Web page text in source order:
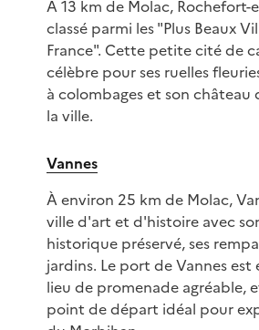
À 13 km de Molac, Rochefort-
classé parmi les "Plus Beaux
France". Cette petite cité de
célèbre pour ses ruelles
à colombages et son
la ville.
Vannes
À environ 25 km de Molac,
ville d'art et d'histoire avec
historique préservé, ses
jardins. Le port de Vannes est
lieu de promenade agréable,
point de départ idéal pour